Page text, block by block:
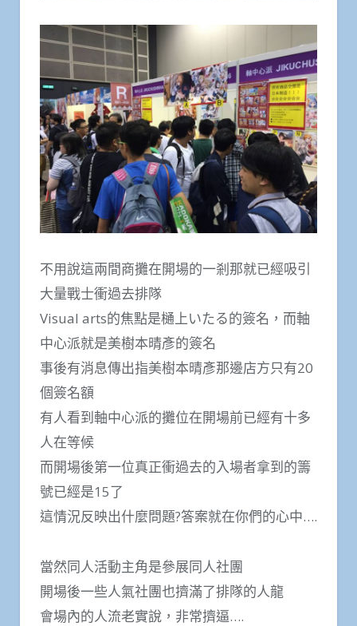
不用說這兩間商攤在開場的一剎那就已經吸引
大量戰士衝過去排隊
Visual arts的焦點是樋上いたる的簽名，而軸
中心派就是美樹本晴彥的簽名
事後有消息傳出指美樹本晴彥那邊店方只有20
個簽名額
有人看到軸中心派的攤位在開場前已經有十多
人在等候
而開場後第一位真正衝過去的入場者拿到的籌
號已經是15了
這情況反映出什麼問題?答案就在你們的心中….
當然同人活動主角是參展同人社團
開場後一些人氣社團也擠滿了排隊的人龍
會場內的人流老實說，非常擠逼….